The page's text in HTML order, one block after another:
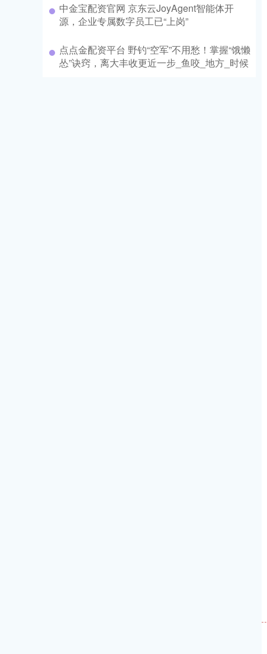
中金宝配资官网 京东云JoyAgent智能体开
源，企业专属数字员工已“上岗”
点点金配资平台 野钓“空军”不用愁！掌握“饿懒
怂”诀窍，离大丰收更近一步_鱼咬_地方_时候